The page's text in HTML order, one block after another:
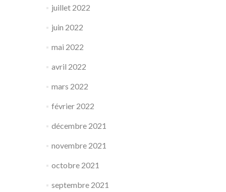
juillet 2022
juin 2022
mai 2022
avril 2022
mars 2022
février 2022
décembre 2021
novembre 2021
octobre 2021
septembre 2021